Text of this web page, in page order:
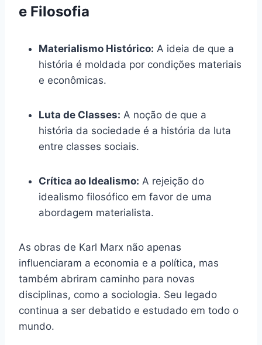
e Filosofia
Materialismo Histórico: A ideia de que a
história é moldada por condições materiais
e econômicas.
Luta de Classes: A noção de que a
história da sociedade é a história da luta
entre classes sociais.
Crítica ao Idealismo: A rejeição do
idealismo filosófico em favor de uma
abordagem materialista.
As obras de Karl Marx não apenas
influenciaram a economia e a política, mas
também abriram caminho para novas
disciplinas, como a sociologia. Seu legado
continua a ser debatido e estudado em todo o
mundo.